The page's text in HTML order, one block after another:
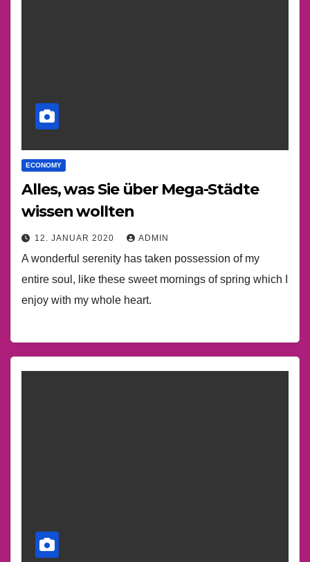
ECONOMY
Alles, was Sie über Mega-Städte
wissen wollten
12. JANUAR 2020 ADMIN
A wonderful serenity has taken possession of my
entire soul, like these sweet mornings of spring which I
enjoy with my whole heart.